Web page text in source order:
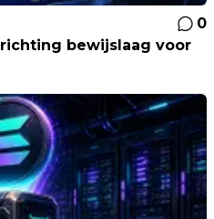
0
bewijslaag voor